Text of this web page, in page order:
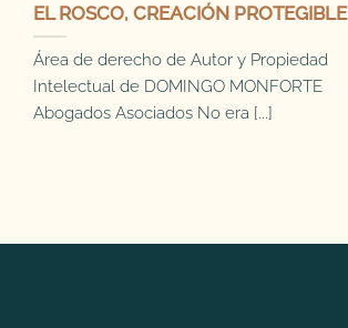
EL ROSCO, CREACIÓN PROTEGIBLE
Área de derecho de Autor y Propiedad
Intelectual de DOMINGO MONFORTE
Abogados Asociados No era [...]